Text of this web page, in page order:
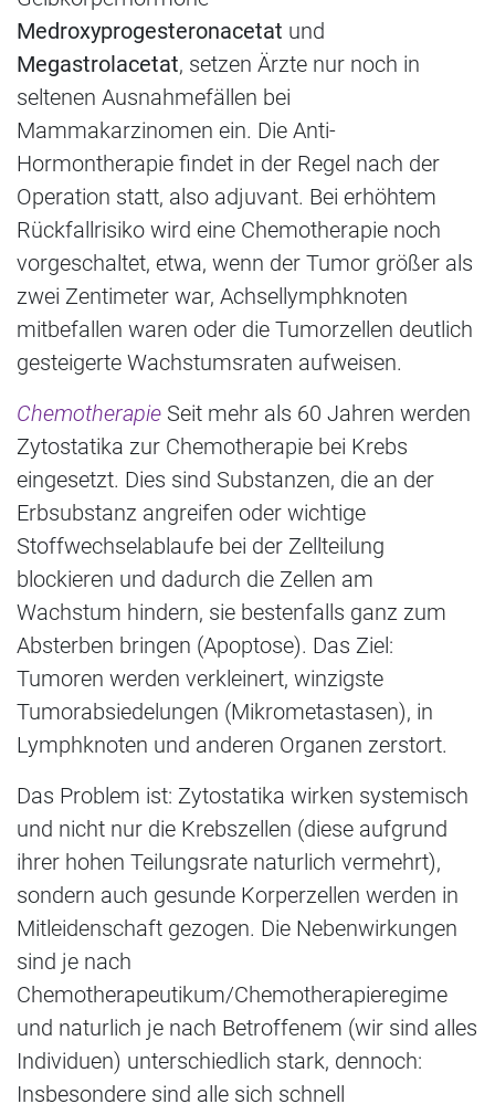
Medroxyprogesteronacetat und
Megastrolacetat, setzen Ärzte nur noch in
seltenen Ausnahmefällen bei
Mammakarzinomen ein. Die Anti-
Hormontherapie findet in der Regel nach der
Operation statt, also adjuvant. Bei erhöhtem
Rückfallrisiko wird eine Chemotherapie noch
vorgeschaltet, etwa, wenn der Tumor größer als
zwei Zentimeter war, Achsellymphknoten
mitbefallen waren oder die Tumorzellen deutlich
gesteigerte Wachstumsraten aufweisen.
Chemotherapie Seit mehr als 60 Jahren werden
Zytostatika zur Chemotherapie bei Krebs
eingesetzt. Dies sind Substanzen, die an der
Erbsubstanz angreifen oder wichtige
Stoffwechselablaufe bei der Zellteilung
blockieren und dadurch die Zellen am
Wachstum hindern, sie bestenfalls ganz zum
Absterben bringen (Apoptose). Das Ziel:
Tumoren werden verkleinert, winzigste
Tumorabsiedelungen (Mikrometastasen), in
Lymphknoten und anderen Organen zerstort.
Das Problem ist: Zytostatika wirken systemisch
und nicht nur die Krebszellen (diese aufgrund
ihrer hohen Teilungsrate naturlich vermehrt),
sondern auch gesunde Korperzellen werden in
Mitleidenschaft gezogen. Die Nebenwirkungen
sind je nach
Chemotherapeutikum/Chemotherapieregime
und naturlich je nach Betroffenem (wir sind alles
Individuen) unterschiedlich stark, dennoch:
Insbesondere sind alle sich schnell